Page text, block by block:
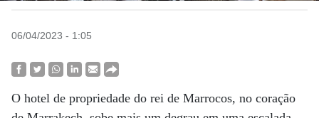
06/04/2023 - 1:05
O hotel de propriedade do rei de Marrocos, no coração